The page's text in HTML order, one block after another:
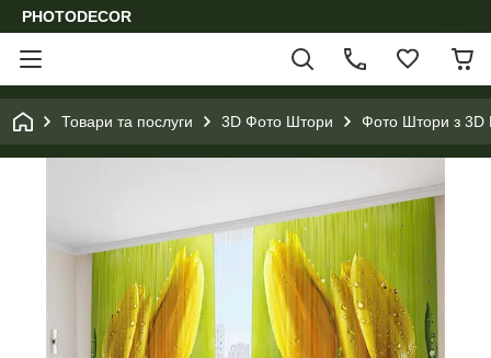
PHOTODECOR
Товари та послуги 3D Фото Штори Фото Штори з 3D